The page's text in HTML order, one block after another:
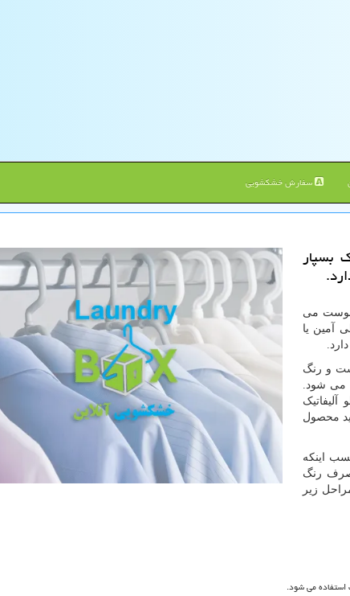
سفارش خشکشویی
بسپار
می
آمین یا
و رنگ
می شود.
محصول
اینکه
رنگ
زیر
می شود.